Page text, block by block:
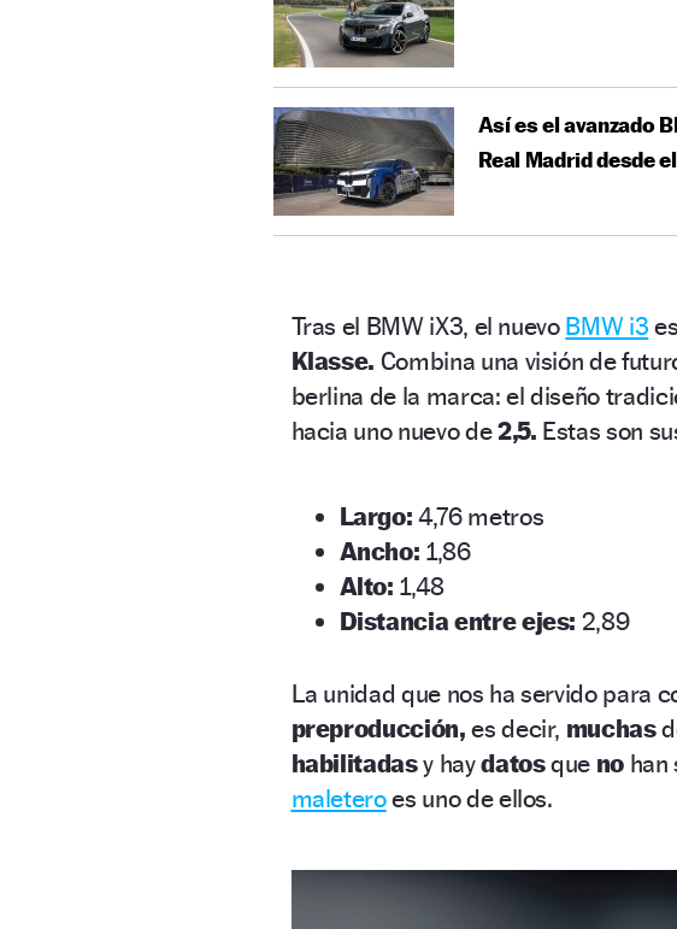
Así es el avanzado
Real Madrid desde
Tras el BMW iX3, el nuevo BMW i3
Klasse. Combina una visión de
berlina de la marca: el diseño
hacia uno nuevo de2,5. Estas son
Largo: 4,76 metros
Ancho: 1,86
Alto: 1,48
Distancia entre ejes: 2,89
La unidad que nos ha servido para
preproducción,es decir, muchas
habilitadasy haydatosque no han
maleteroes uno de ellos.